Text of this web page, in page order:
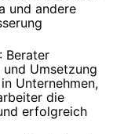
und andere
: Berater
Umsetzung
Unternehmen,
die
erfolgreich